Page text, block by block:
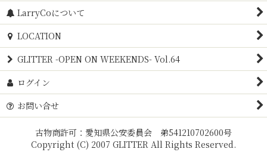
LarryCoについて
LOCATION
GLITTER -OPEN ON WEEKENDS- Vol.64
ログイン
お問い合せ
古物商許可：愛知県公安委員会 弟541210702600号
Copyright (C) 2007 GLITTER All Rights Reserved.